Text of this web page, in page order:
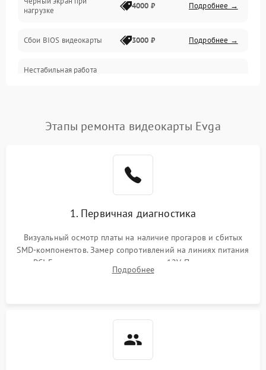
Электропитание
ПО
Электронные компоненты
Общие поломки
Механические повреждения
нагрузке
4000 ₽ Подробнее →
Сбои BIOS видеокарты 3000 ₽ Подробнее →
Нестабильная работа
Этапы ремонта видеокарты Evga
1. Первичная диагностика
Визуальный осмотр платы на наличие прогаров и сбитых
SMD-компонентов. Замер сопротивлений на линиях питания
PCI-E и дополнительных разъемах 12V. Проверка на
короткое замыкание основных дросселей питания GPU и
Подробнее